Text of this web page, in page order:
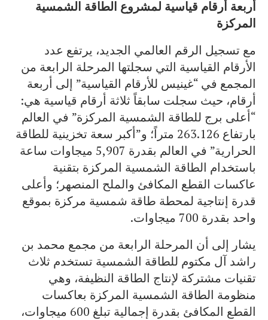
أربعة أرقام قياسية لمشروع الطاقة الشمسية
المركزة
مع تسجيل الرقم العالمي الجديد، يرتفع عدد
الأرقام القياسية التي سجلتها المرحلة الرابعة من
المجمع في “غينيس للأرقام القياسية” إلى أربعة
أرقام، حيث سجلت سابقاً ثلاثة أرقام قياسية هي:
“أعلى برج للطاقة الشمسية المركزة” في العالم
بارتفاع 263.126 متراً؛ و”أكبر سعة تخزينية للطاقة
الحرارية” في العالم بقدرة 5,907 ميجاوات ساعة
باستخدام الطاقة الشمسية المركزة بتقنية
عاكسات القطع المكافئ والملح المنصهر؛ وأعلى
قدرة إنتاجية لمحطة طاقة شمسية مركزة بموقع
واحد بقدرة 700 ميجاوات.
يشار إلى أن المرحلة الرابعة من مجمع محمد بن
راشد آل مكتوم للطاقة الشمسية تستخدم ثلاث
تقنيات مشتركة لإنتاج الطاقة النظيفة، وهي
منظومة الطاقة الشمسية المركزة بعاكسات
القطع المكافئ بقدرة إجمالية تبلغ 600 ميجاوات،